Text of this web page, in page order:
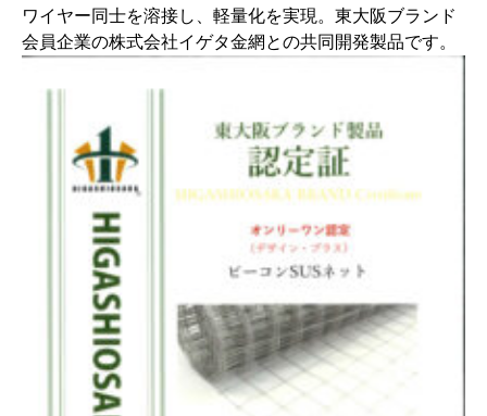
ワイヤー同士を溶接し、軽量化を実現。東大阪ブランド
会員企業の株式会社イゲタ金網との共同開発製品です。